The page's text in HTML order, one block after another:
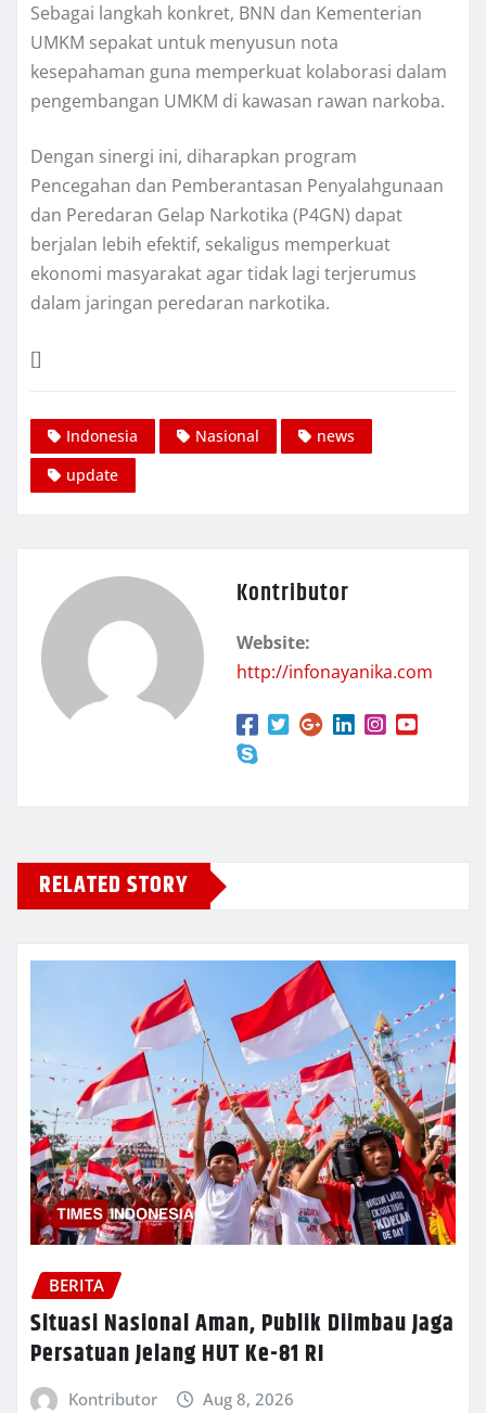
Sebagai langkah konkret, BNN dan Kementerian
UMKM sepakat untuk menyusun nota
kesepahaman guna memperkuat kolaborasi dalam
pengembangan UMKM di kawasan rawan narkoba.
Dengan sinergi ini, diharapkan program
Pencegahan dan Pemberantasan Penyalahgunaan
dan Peredaran Gelap Narkotika (P4GN) dapat
berjalan lebih efektif, sekaligus memperkuat
ekonomi masyarakat agar tidak lagi terjerumus
dalam jaringan peredaran narkotika.
[]
Indonesia Nasional
news
update
Kontributor
Website:
http://infonayanika.com
RELATED STORY
BERITA
Situasi Nasional Aman, Publik Diimbau Jaga
Persatuan Jelang HUT Ke-81 RI
Kontributor Aug 8, 2026